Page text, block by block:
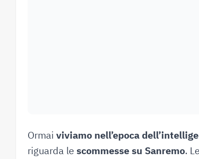
Ormai viviamo nell’epoca
riguarda le scommesse su Sanremo. Le